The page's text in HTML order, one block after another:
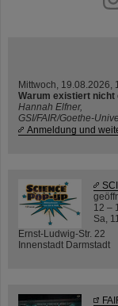
Mittwoch, 19.08.2026,
Warum existiert nicht
Hannah Elfner,
GSI/FAIR/Goethe-
Anmeldung und
12 –
Sa,
Ernst-Ludwig-Str. 22
Innenstadt Darmstadt